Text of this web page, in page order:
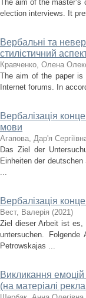
The aim of the
election interviews. It
Вербальні та
стилістичний
Кравченко, Олена
The aim of the paper is
Internet forums. In
Вербалізація
мови
Агапова, Дар'я
Das Ziel der
Einheiten der
...
Вербалізація
Вест, Валерія (2021)
Ziel dieser Arbeit ist es,
untersuchen.
Petrowskajas ...
Викликання
(на матеріалі